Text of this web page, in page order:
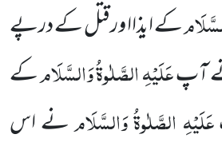
کے ایذاا ورقتل کے درپے
آپعَلَیْہِ الصَّلٰوۃُ وَالسَّلَامکے
عَلَیْہِ الصَّلٰوۃُ وَالسَّلَامنے اس